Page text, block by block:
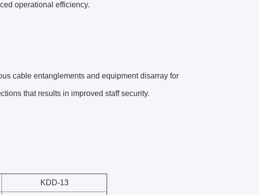
operational efficiency.
cable entanglements and equipment disarray for
that results in improved staff security.
KDD-13